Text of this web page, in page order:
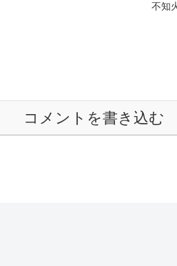
不知
コメントを書き込む